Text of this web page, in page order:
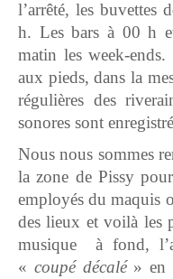
l’arrêté, les buvettes
h. Les bars à 00 h
matin les week-ends.
aux pieds, dans la
régulières des
sonores sont
Nous nous sommes
la zone de Pissy
employés du maquis
des lieux et voilà les
musique à fond,
« coupé décalé» en